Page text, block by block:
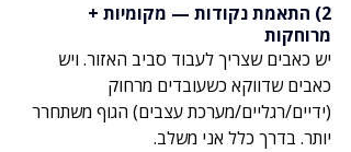
2) התאמת נקודות — מקומיות +
מרוחקות
יש כאבים שצריך לעבוד סביב האזור. ויש
כאבים שדווקא כשעובדים מרחוק
(ידיים/רגליים/מערכת עצבים) הגוף משתחרר
יותר. בדרך כלל אני משלב.